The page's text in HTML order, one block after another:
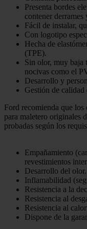
Presenta bordes
contener
Fácil de instalar,
Con logotipo
Hecha de
(TPE).
Sin olor, muy baja
nocivas como el
Desarrollo y
Gestión de
Ford recomienda que los
para maletero originales
probadas según los
Empañamiento
revestimientos
Desarrollo del olor.
Inflamabilidad
Resistencia a la
Resistencia al
Resistencia al
Dispone de la